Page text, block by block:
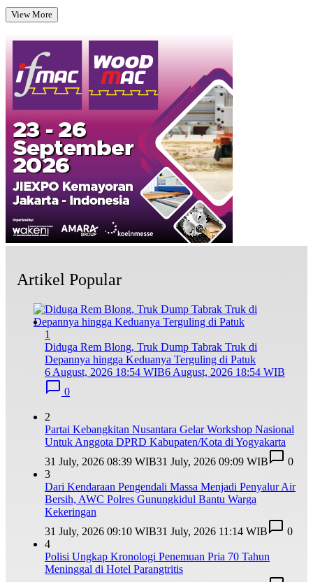
View More
Artikel Popular
1
Diduga Rem Blong, Truk Dump Tabrak Truk di
Depannya hingga Keduanya Terguling di Patuk
6 August, 2026 18:54 WIB6 August, 2026 18:54 WIB
0
2
Partai Kebangkitan Nusantara Gelar Workshop Nasional
Untuk Anggota DPRD Kabupaten/Kota di Yogyakarta
31 July, 2026 08:39 WIB31 July, 2026 09:09 WIB
0
3
Dari Kendaraan Pengendali Massa Menjadi Penyalur Air
Bersih, AWC Polres Gunungkidul Bantu Warga
Kekeringan
31 July, 2026 09:10 WIB31 July, 2026 11:14 WIB
0
4
Polisi Ungkap Kronologi Penemuan Pria 70 Tahun
Meninggal di Hotel Parangtritis